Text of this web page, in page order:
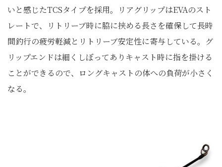
いと感じたTCSタイプを採用。リアグリップはEVAのスト
レートで、リトリーブ時に脇に挟める長さを確保して長時
間釣行の疲労軽減とリトリーブ安定性に寄与している。グ
リップエンドは細くしぼってありキャスト時に指を掛ける
ことができるので、ロングキャストの体への負荷が小さく
なる。